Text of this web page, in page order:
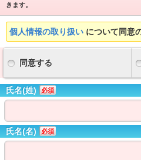
きます。
個人情報の取り扱い について同意
同意する
氏名(姓) 必須
氏名(名) 必須